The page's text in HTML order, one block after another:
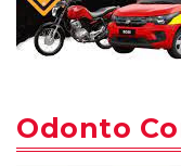
Odonto